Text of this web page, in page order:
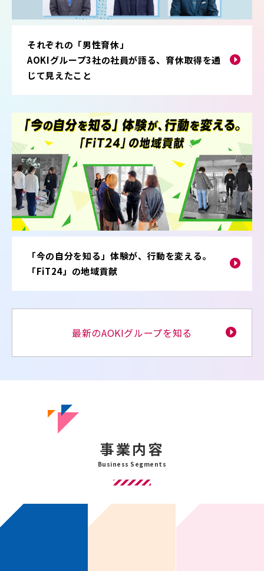
それぞれの「男性育休」
AOKIグループ3社の社員が語る、育休取得を通
じて見えたこと
「今の自分を知る」体験が、行動を変える。
「FiT24」の地域貢献
最新のAOKIグループを知る
事業内容